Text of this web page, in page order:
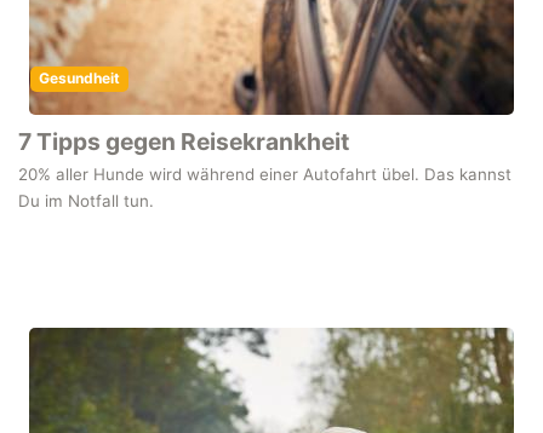
Gesundheit
7 Tipps gegen Reisekrankheit
20% aller Hunde wird während einer Autofahrt übel. Das kannst
Du im Notfall tun.